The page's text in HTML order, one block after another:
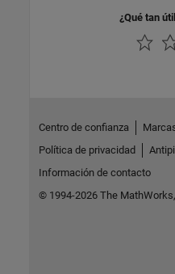
¿Qué tan
Centro de confianza
Política de privacidad
Información de contacto
© 1994-2026 The